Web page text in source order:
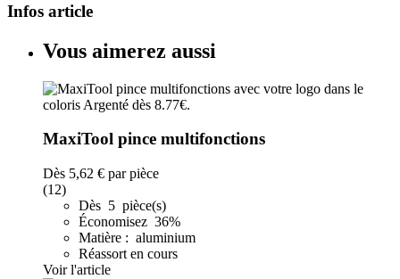
Infos article
Vous aimerez aussi
MaxiTool pince multifonctions
Dès 5,62 € par pièce
(12)
Dès 5 pièce(s)
Économisez 36%
Matière : aluminium
Réassort en cours
Voir l'article